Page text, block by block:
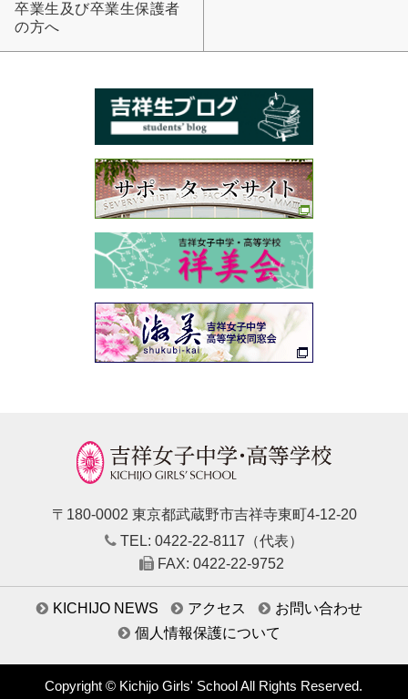
卒業生及び卒業生保護者
の方へ
〒180-0002 東京都武蔵野市吉祥寺東町4-12-20
TEL: 0422-22-8117（代表）
FAX: 0422-22-9752
KICHIJO NEWS アクセス
お問い合わせ
個人情報保護について
Copyright © Kichijo Girls' School All Rights Reserved.